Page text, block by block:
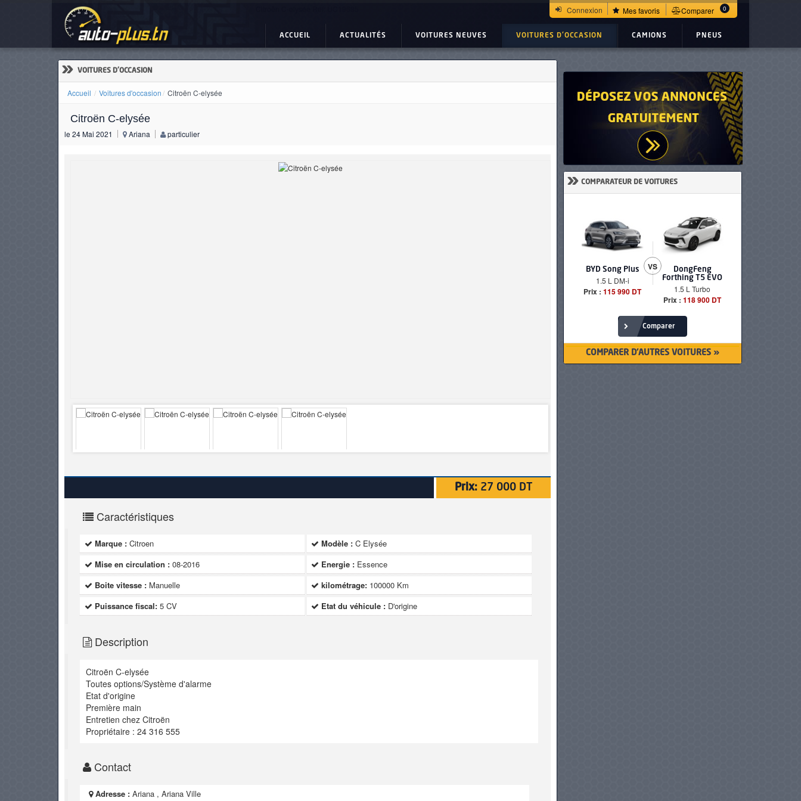
Connexion Mes favoris Comparer 0
ACCUEIL ACTUALITÉS VOITURES NEUVES VOITURES D'OCCASION CAMIONS PNEUS
» VOITURES D'OCCASION
Accueil Voitures d'occasion Citroën C-elysée
Citroën C-elysée
le 24 Mai 2021 Ariana particulier
Prix: 27 000 DT
Caractéristiques
Marque : Citroen Modèle : C Elysée
Mise en circulation : 08-2016 Energie : Essence
Boite vitesse : Manuelle kilométrage: 100000 Km
Puissance fiscal: 5 CV Etat du véhicule : D'origine
Description
Citroën C-elysée
Toutes options/Système d'alarme
Etat d'origine
Première main
Entretien chez Citroën
Propriétaire : 24 316 555
Contact
Adresse : Ariana , Ariana Ville
» COMPARATEUR DE VOITURES
BYD Song Plus
1.5 L DM-i
Prix : 115 990 DT
VS
DongFeng
Forthing T5 EVO
1.5 L Turbo
Prix : 118 900 DT
Comparer
COMPARER D'AUTRES VOITURES »
ACTUALITÉS